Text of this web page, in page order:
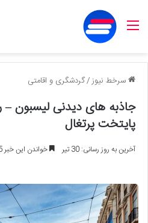
منو
سرخط نیوز/گردشگری و اقامتی
جاذبه های دیدنی لیسبون –
پایتخت پرتغال
آخرین به روز رسانی: 30 تیر خواندن این خبر 25 دقیقه طول می کشد